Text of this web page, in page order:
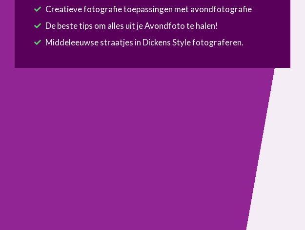
Creatieve fotografie toepassingen met avondfotografie
De beste tips om alles uit je Avondfoto te halen!
Middeleeuwse straatjes in Dickens Style fotograferen.